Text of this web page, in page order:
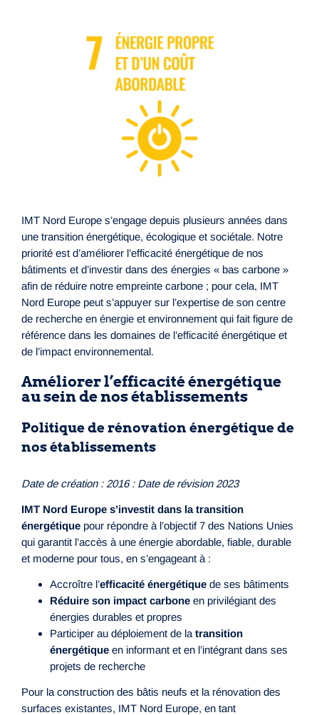
IMT Nord Europe s’engage depuis plusieurs années dans
une transition énergétique, écologique et sociétale. Notre
priorité est d’améliorer l’efficacité énergétique de nos
bâtiments et d’investir dans des énergies « bas carbone »
afin de réduire notre empreinte carbone ; pour cela, IMT
Nord Europe peut s’appuyer sur l’expertise de son centre
de recherche en énergie et environnement qui fait figure de
référence dans les domaines de l’efficacité énergétique et
de l’impact environnemental.
Améliorer l’efficacité énergétique
au sein de nos établissements
Politique de rénovation énergétique de
nos établissements
Date de création : 2016 : Date de révision 2023
IMT Nord Europe s’investit dans la transition
énergétique pour répondre à l’objectif 7 des Nations Unies
qui garantit l’accès à une énergie abordable, fiable, durable
et moderne pour tous, en s’engageant à :
Accroître l’efficacité énergétique de ses bâtiments
Réduire son impact carbone en privilégiant des
énergies durables et propres
Participer au déploiement de la transition
énergétique en informant et en l’intégrant dans ses
projets de recherche
Pour la construction des bâtis neufs et la rénovation des
surfaces existantes, IMT Nord Europe, en tant